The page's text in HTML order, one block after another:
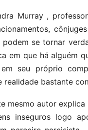
Murray ,
podem se tornar
em que há alguém
em seu próprio
bastante
mesmo autor
inseguros logo